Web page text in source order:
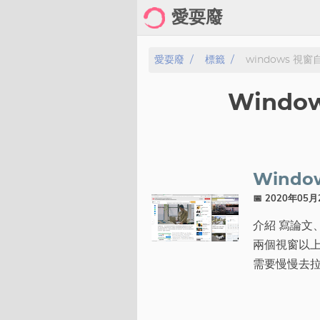
愛耍廢
Home
Gallery
Cartoon
愛耍廢 標籤 windows 視窗
📅 2020年05月
介紹 寫論文
兩個視窗以
需要慢慢去